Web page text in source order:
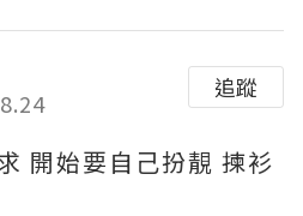
追蹤
開始要自己扮靚 揀衫